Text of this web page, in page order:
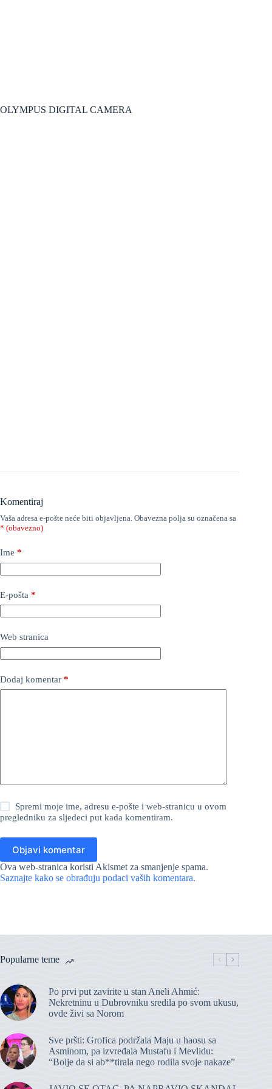
OLYMPUS DIGITAL CAMERA
Komentiraj
Vaša adresa e-pošte neće biti objavljena. Obavezna polja su označena sa
* (obavezno)
Ime *
E-pošta *
Web stranica
Dodaj komentar *
Spremi moje ime, adresu e-pošte i web-stranicu u ovom
pregledniku za sljedeci put kada komentiram.
Objavi komentar
Ova web-stranica koristi Akismet za smanjenje spama.
Saznajte kako se obrađuju podaci vaših komentara.
Popularne teme
Po prvi put zavirite u stan Aneli Ahmić:
Nekretninu u Dubrovniku sredila po svom ukusu,
ovde živi sa Norom
Sve pršti: Grofica podržala Maju u haosu sa
Asminom, pa izvređala Mustafu i Mevlidu:
“Bolje da si ab**tirala nego rodila svoje nakaze”